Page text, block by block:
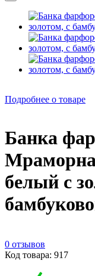
Подробнее о товаре
Банка
белый с
0 отзывов
Код товара: 917